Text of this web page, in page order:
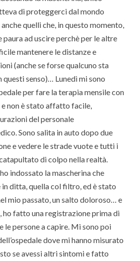
di proteggerci dal mondo
quelli che, in questo momento,
ad uscire perchè per le altre
mantenere le distanze e
(anche se forse qualcuno sta
senso)… Lunedì mi sono
per fare la terapia mensile con
non è stato affatto facile,
del personale
Sono salita in auto dopo due
e vedere le strade vuote e tutti i
di colpo nella realtà.
indossato la mascherina che
in ditta, quella col filtro, ed è stato
mio passato, un salto doloroso… e
ho fatto una registrazione prima di
le persone a capire. Mi sono poi
dove mi hanno misurato
se avessi altri sintomi e fatto